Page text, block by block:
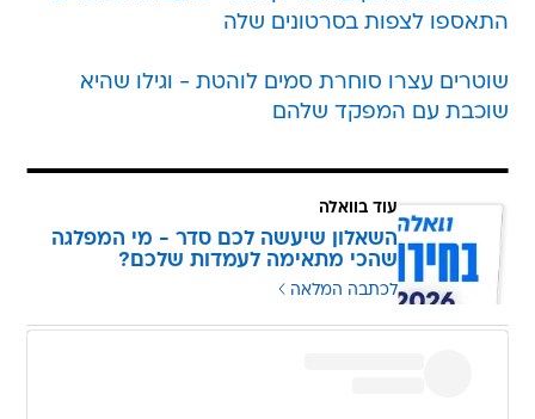
התאספו לצפות בסרטונים שלה
שוטרים עצרו סוחרת סמים לוהטת - וגילו שהיא
שוכבת עם המפקד שלהם
עוד בוואלה
השאלון שיעשה לכם סדר - מי המפלגה
שהכי מתאימה לעמדות שלכם?
לכתבה המלאה